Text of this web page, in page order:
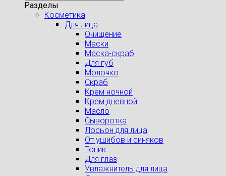
Разделы
Косметика
Для лица
Очищение
Маски
Маска-скраб
Для губ
Молочко
Скраб
Крем ночной
Крем дневной
Масло
Сыворотка
Лосьон для лица
От ушибов и синяков
Тоник
Для глаз
Увлажнитель для лица